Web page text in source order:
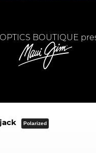
BOUTIQUE
Polarized